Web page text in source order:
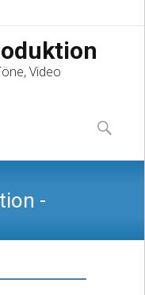
Video
to
content
Suchen
nach:
-
O-Töne,